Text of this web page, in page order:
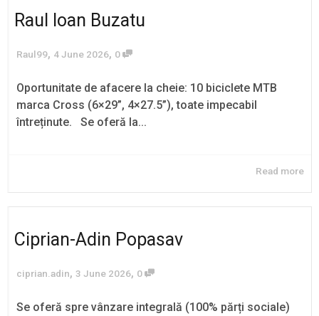
Raul Ioan Buzatu
Raul99, 4 June 2026, 0
Oportunitate de afacere la cheie: 10 biciclete MTB
marca Cross (6×29”, 4×27.5”), toate impecabil
întreținute. Se oferă la...
Read more
Ciprian-Adin Popasav
ciprian.adin, 3 June 2026, 0
Se oferă spre vânzare integrală (100% părți sociale)